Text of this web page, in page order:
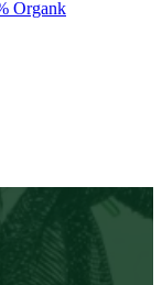
Organk